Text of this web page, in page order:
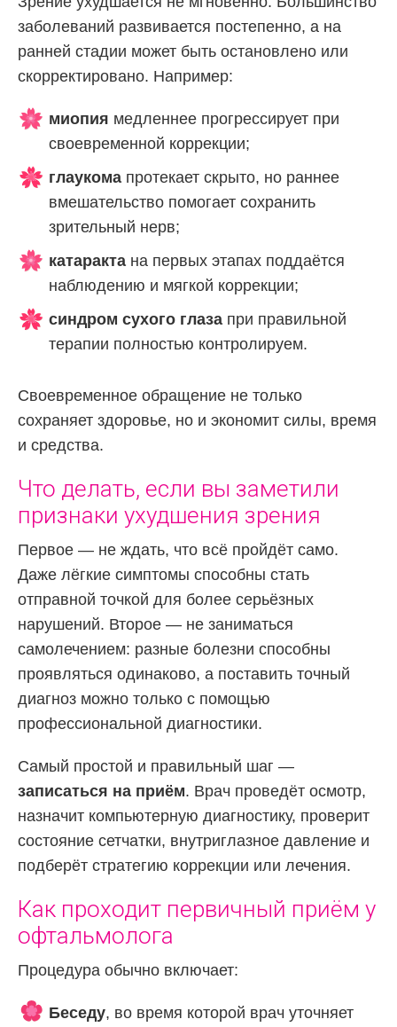
заболеваний развивается постепенно, а на
ранней стадии может быть остановлено или
скорректировано. Например:
миопия медленнее прогрессирует при
своевременной коррекции;
глаукома протекает скрыто, но раннее
вмешательство помогает сохранить
зрительный нерв;
катаракта на первых этапах поддаётся
наблюдению и мягкой коррекции;
синдром сухого глаза при правильной
терапии полностью контролируем.
Своевременное обращение не только
сохраняет здоровье, но и экономит силы, время
и средства.
Что делать, если вы заметили
признаки ухудшения зрения
Первое — не ждать, что всё пройдёт само.
Даже лёгкие симптомы способны стать
отправной точкой для более серьёзных
нарушений. Второе — не заниматься
самолечением: разные болезни способны
проявляться одинаково, а поставить точный
диагноз можно только с помощью
профессиональной диагностики.
Самый простой и правильный шаг —
записаться на приём. Врач проведёт осмотр,
назначит компьютерную диагностику, проверит
состояние сетчатки, внутриглазное давление и
подберёт стратегию коррекции или лечения.
Как проходит первичный приём у
офтальмолога
Процедура обычно включает:
Беседу, во время которой врач уточняет